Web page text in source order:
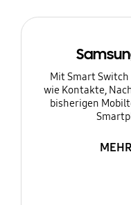
Mit Smart
wie Kontakte,
bisherigen